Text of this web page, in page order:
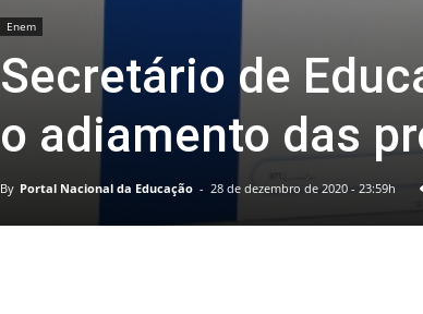
Enem
Secretário de
o adiamento das
By Portal Nacional da Educação - 28 de dezembro de 2020 - 23:59h